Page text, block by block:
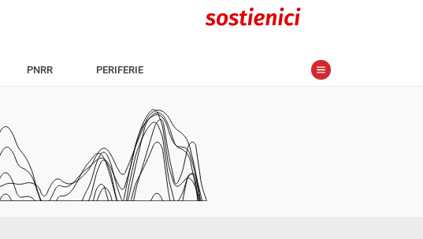
PNRR PERIFERIE